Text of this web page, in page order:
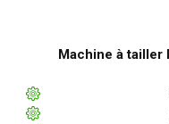
Machine à tailler